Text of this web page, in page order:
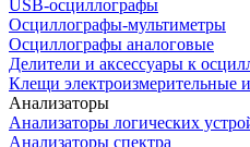
USB-осциллографы
Осциллографы-мультиметры
Осциллографы аналоговые
Делители и аксессуары к
Клещи электроизмерительные
Анализаторы
Анализаторы логических
Анализаторы спектра